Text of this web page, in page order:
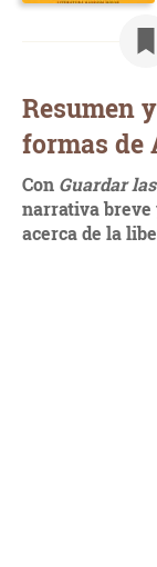
Resumen
formas de
Con Guardar
narrativa breve
acerca de la